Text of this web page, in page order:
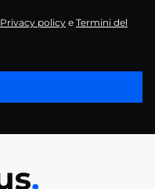
Privacy policy e Termini del